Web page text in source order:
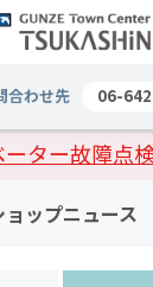
ター故障点
合わせ先 06-
ョップニュース